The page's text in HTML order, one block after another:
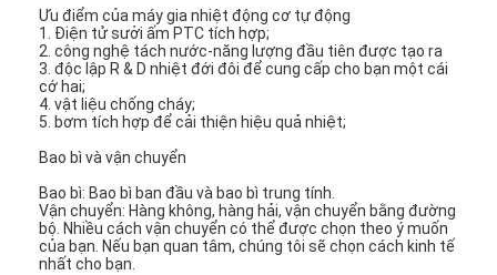
Máy sưởi bể dầu
Máy sưởi quạt PTC
Máy sưởi pin lithium
Bộ sạc pin lưu trữ
Cáp sưởi động cơ
Máy sưởi động cơ
Ưu điểm của máy gia nhiệt động cơ tự động
1. Điện tử sưởi ấm PTC tích hợp;
2. công nghệ tách nước-năng lượng đầu tiên được tạo ra
3. độc lập R & D nhiệt đới đôi để cung cấp cho bạn một cái
cớ hai;
4. vật liệu chống cháy;
5. bơm tích hợp để cải thiện hiệu quả nhiệt;
Bao bì và vận chuyển
Bao bì: Bao bì ban đầu và bao bì trung tính.
Vận chuyển: Hàng không, hàng hải, vận chuyển bằng đường
bộ. Nhiều cách vận chuyển có thể được chọn theo ý muốn
của bạn. Nếu bạn quan tâm, chúng tôi sẽ chọn cách kinh tế
nhất cho bạn.